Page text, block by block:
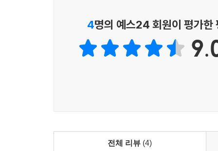
효율의 이데올로기가 강하게 도입되다보니 “
외쳐지고 있다. 이에 더해 고교서열화, 일제고
‘바담풍’의 사례가 될 수도 있다는 저자의 우려는
자신이 사는 아파트의 평수를 대며 ‘평수놀이’를
그리하여 저자는 한국의 교육과정에서 생태교
4명의 예스24 회원이 평가한
전체 리뷰 (4)